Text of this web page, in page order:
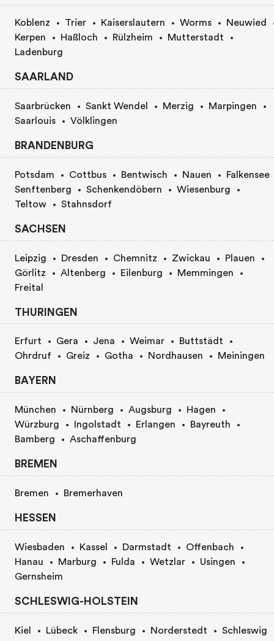
Koblenz Trier Kaiserslautern Worms
Neuwied
Kerpen
Haßloch Rülzheim
Mutterstadt
Ladenburg
SAARLAND
Saarbrücken Sankt Wendel Merzig
Marpingen
Saarlouis
Völklingen
BRANDENBURG
Potsdam Cottbus Bentwisch Nauen
Falkensee
Senftenberg
Schenkendöbern
Wiesenburg
Teltow
Stahnsdorf
SACHSEN
Leipzig Dresden Chemnitz Zwickau
Plauen
Görlitz
Altenberg Eilenburg
Memmingen
Freital
THURINGEN
Erfurt Gera Jena Weimar
Buttstädt
Ohrdruf
Greiz Gotha Nordhausen Meiningen
BAYERN
München Nürnberg Augsburg
Hagen
Würzburg
Ingolstadt Erlangen
Bayreuth
Bamberg
Aschaffenburg
BREMEN
Bremen Bremerhaven
HESSEN
Wiesbaden Kassel Darmstadt
Offenbach
Hanau
Marburg Fulda Wetzlar
Usingen
Gernsheim
SCHLESWIG-HOLSTEIN
Kiel Lübeck Flensburg Norderstedt
Schleswig